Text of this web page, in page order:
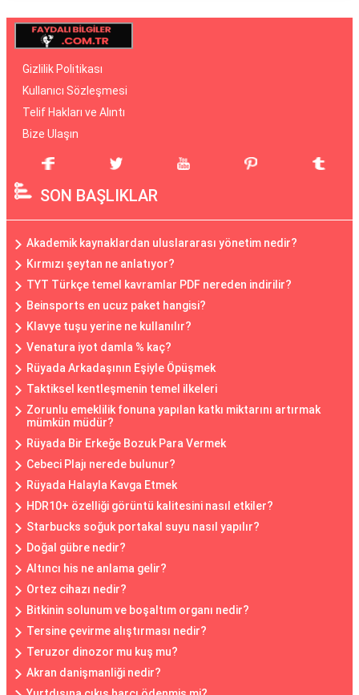
Gizlilik Politikası
Kullanıcı Sözleşmesi
Telif Hakları ve Alıntı
Bize Ulaşın
SON BAŞLIKLAR
Akademik kaynaklardan uluslararası yönetim nedir?
Kırmızı şeytan ne anlatıyor?
TYT Türkçe temel kavramlar PDF nereden indirilir?
Beinsports en ucuz paket hangisi?
Klavye tuşu yerine ne kullanılır?
Venatura iyot damla % kaç?
Rüyada Arkadaşının Eşiyle Öpüşmek
Taktiksel kentleşmenin temel ilkeleri
Zorunlu emeklilik fonuna yapılan katkı miktarını artırmak
mümkün müdür?
Rüyada Bir Erkeğe Bozuk Para Vermek
Cebeci Plajı nerede bulunur?
Rüyada Halayla Kavga Etmek
HDR10+ özelliği görüntü kalitesini nasıl etkiler?
Starbucks soğuk portakal suyu nasıl yapılır?
Doğal gübre nedir?
Altıncı his ne anlama gelir?
Ortez cihazı nedir?
Bitkinin solunum ve boşaltım organı nedir?
Tersine çevirme alıştırması nedir?
Teruzor dinozor mu kuş mu?
Akran danişmanliği nedir?